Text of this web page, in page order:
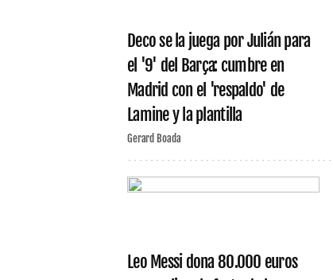
Deco se la juega por Julián para
el '9' del Barça: cumbre en
Madrid con el 'respaldo' de
Lamine y la plantilla
Gerard Boada
Leo Messi dona 80.000 euros